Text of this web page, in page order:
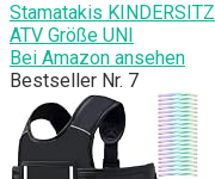
Stamatakis
ATV Größe UNI
Bei Amazon ansehen
Bestseller Nr. 7